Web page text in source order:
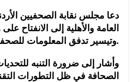
دعا مجلس نقابة الصحفيين
العامة والأهلية إلى الانفتاح
وتيسير تدفق المعلومات للصحفيين.
وأشار إلى ضرورة التنبه
الصحافة في ظل التطورات